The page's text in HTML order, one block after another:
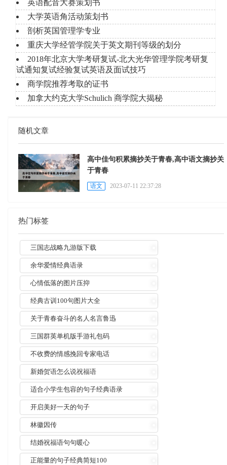
英语配音大赛策划书
大学英语角活动策划书
剖析英国管理学专业
重庆大学经管学院关于英文期刊等级的划分
2018年北京大学考研复试-北大光华管理学院考研复
试通知复试经验复试英语及面试技巧
商学院推荐考取的证书
加拿大约克大学Schulich 商学院大揭秘
随机文章
高中佳句积累摘抄关于青春,高中语文摘抄关
于青春
语文 2023-07-11 22:37:28
热门标签
三国志战略九游版下载
余华爱情经典语录
心情低落的图片压抑
经典古训100句图片大全
关于青春奋斗的名人名言鲁迅
三国群英单机版手游礼包码
不收费的情感挽回专家电话
新婚贺语怎么说祝福语
适合小学生包容的句子经典语录
开启美好一天的句子
林徽因传
结婚祝福语句句暖心
正能量的句子经典简短100